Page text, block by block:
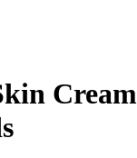
Cream